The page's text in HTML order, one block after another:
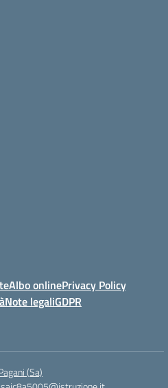
Albo onlinePrivacy Policy
Note legaliGDPR
(Sa)